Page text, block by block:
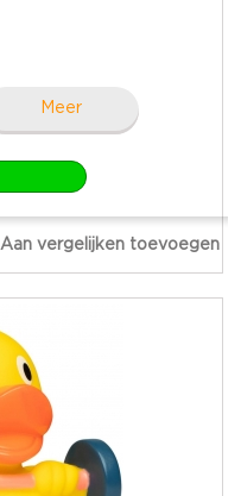
Meer
Aan vergelijken toevoegen